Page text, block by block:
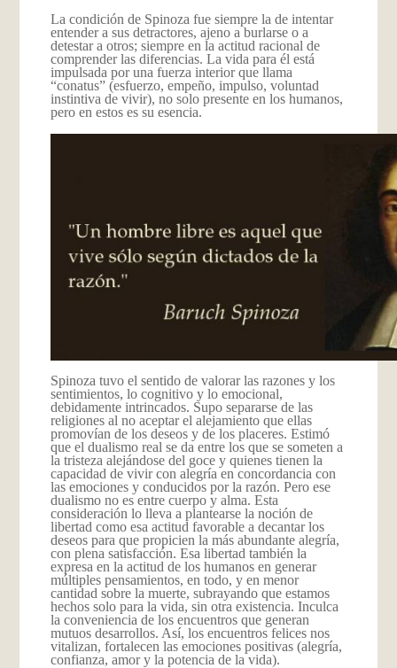
La condición de Spinoza fue siempre la de intentar
entender a sus detractores, ajeno a burlarse o a
detestar a otros; siempre en la actitud racional de
comprender las diferencias. La vida para él está
impulsada por una fuerza interior que llama
“conatus” (esfuerzo, empeño, impulso, voluntad
instintiva de vivir), no solo presente en los humanos,
pero en estos es su esencia.
Spinoza tuvo el sentido de valorar las razones y los
sentimientos, lo cognitivo y lo emocional,
debidamente intrincados. Supo separarse de las
religiones al no aceptar el alejamiento que ellas
promovían de los deseos y de los placeres. Estimó
que el dualismo real se da entre los que se someten a
la tristeza alejándose del goce y quienes tienen la
capacidad de vivir con alegría en concordancia con
las emociones y conducidos por la razón. Pero ese
dualismo no es entre cuerpo y alma. Esta
consideración lo lleva a plantearse la noción de
libertad como esa actitud favorable a decantar los
deseos para que propicien la más abundante alegría,
con plena satisfacción. Esa libertad también la
expresa en la actitud de los humanos en generar
múltiples pensamientos, en todo, y en menor
cantidad sobre la muerte, subrayando que estamos
hechos solo para la vida, sin otra existencia. Inculca
la conveniencia de los encuentros que generan
mutuos desarrollos. Así, los encuentros felices nos
vitalizan, fortalecen las emociones positivas (alegría,
confianza, amor y la potencia de la vida).